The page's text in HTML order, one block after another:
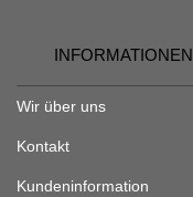
INFORMATIONEN
Wir über uns
Kontakt
Kundeninformation